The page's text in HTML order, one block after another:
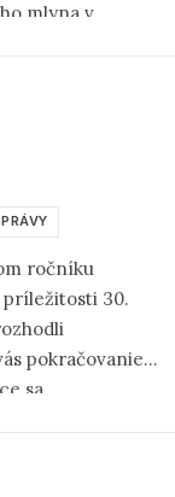
mlyna v
-
ročníku
30.
pokračovanie.
sa